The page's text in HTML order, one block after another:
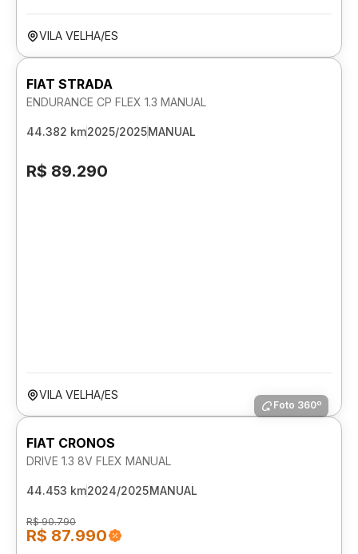
VILA VELHA/ES
FIAT STRADA
ENDURANCE CP FLEX 1.3 MANUAL
44.382 km2025/2025MANUAL
R$ 89.290
VILA VELHA/ES
Foto 360º
FIAT CRONOS
DRIVE 1.3 8V FLEX MANUAL
44.453 km2024/2025MANUAL
R$ 90.790
R$ 87.990